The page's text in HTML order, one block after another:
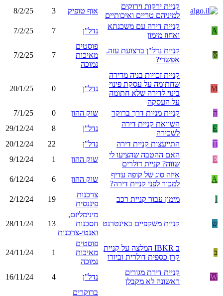
קניית ירקות וירוקים
למיניהם טריים ואיכותיים
אוף טופיק 3
8/2/25
A
קניית דירה עם משכנתא
ואחוז מימון
נדל"ן 7
7/2/25
א
קניית נדל"ן ברצועת עזה.
אפשרי?
פוסטים
מאיכות
נמוכה
7
7/2/25
M
קניית זכויות בניה מדירה
שחתומה על עסקת פינוי
בינוי לדירה שלא חתומה
על העסקה
נדל"ן 0
20/1/25
ה קניית מניות דרך ברוקר שוק ההון 0
7/1/25
E
השוואת קניית דירה
לשכירה
נדל"ן 8
29/12/24
T
התייעצות קניית דירה נדל"ן 22
20/12/24
E
האם ההטבה שהציעו לי
שווה? קניית דולרים
שוק ההון 1
9/12/24
A
איזה סוג של קופה עדיף
למכור לפני קניית דירה?
שוק ההון 6
6/12/24
I מימון עבור קניית רכב
צרכנות
פיננסית
19
2/12/24
ש קניית משקפיים באינטרנט
מינימליזם,
חסכנות
ואנטי-צרכנות
13
28/11/24
ב
ב IBKR המלצה על קניית
קרן כספית דולרית וביורו
פוסטים
מאיכות
נמוכה
1
24/11/24
W
קניית דירת מגורים
ראשונה לא מקבלן
נדל"ן 4
16/11/24
ברוקרים